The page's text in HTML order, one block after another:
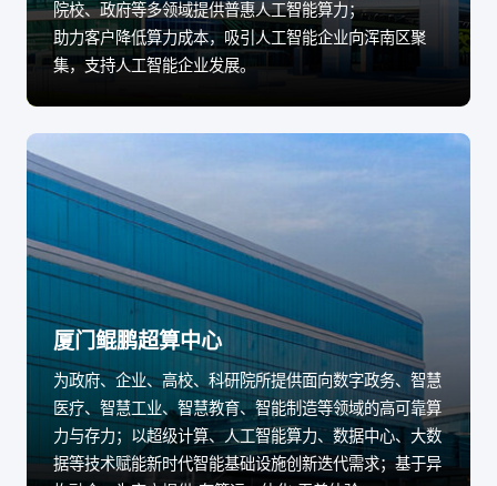
院校、政府等多领域提供普惠人工智能算力；
助力客户降低算力成本，吸引人工智能企业向浑南区聚
集，支持人工智能企业发展。
厦门鲲鹏超算中心
为政府、企业、高校、科研院所提供面向数字政务、智慧
医疗、智慧工业、智慧教育、智能制造等领域的高可靠算
力与存力；以超级计算、人工智能算力、数据中心、大数
据等技术赋能新时代智能基础设施创新迭代需求；基于异